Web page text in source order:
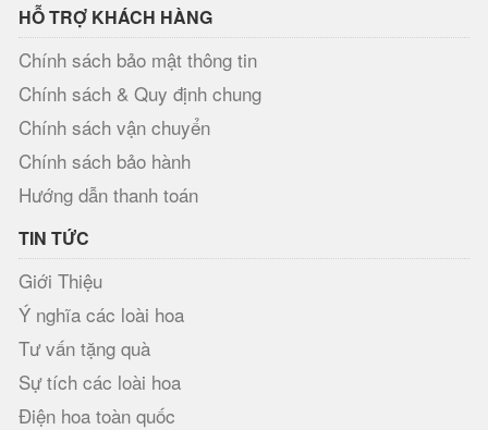
HỖ TRỢ KHÁCH HÀNG
Chính sách bảo mật thông tin
Chính sách & Quy định chung
Chính sách vận chuyển
Chính sách bảo hành
Hướng dẫn thanh toán
TIN TỨC
Giới Thiệu
Ý nghĩa các loài hoa
Tư vấn tặng quà
Sự tích các loài hoa
Điện hoa toàn quốc